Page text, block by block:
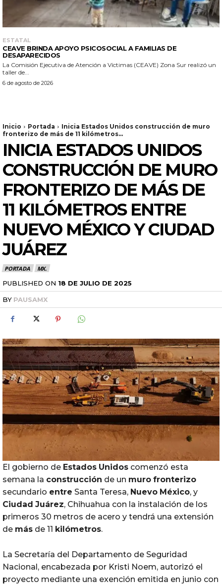
ESTATAL
CEAVE BRINDA APOYO PSICOSOCIAL A FAMILIAS DE
DESAPARECIDOS
La Comisión Ejecutiva de Atención a Víctimas (CEAVE) Zona Sur realizó un
taller de...
6 de agosto de 2026